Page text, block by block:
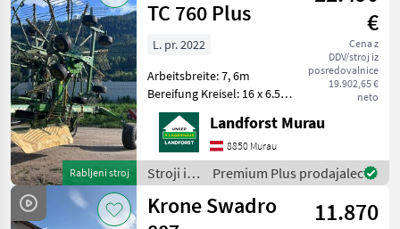
in
spravilo
/ Krone
Rabljeni stroj
TC 760 Plus
€
Cena z
DDV/stroj iz
posredovalnice
19.902,65 €
neto
L. pr. 2022
Arbeitsbreite: 7, 6m
Bereifung Kreisel: 16 x 6.50 -
8 Bereifung Fahrwerk:
15.0/55-17
Höhenverstellung
Arbeitsbreitenverstellung
inkl. Gelenkwelle
Beleuchtung Einzelkr
Landforst Murau
8850 Murau
Stroji in
oprema
za žetev
Premium Plus prodajalec
Krone Swadro
11.870